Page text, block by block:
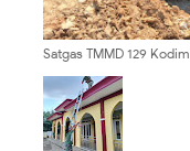
Satgas TMMD 129 Kodim
Baru